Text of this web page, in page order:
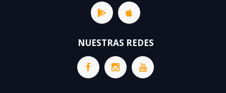
NUESTRAS REDES